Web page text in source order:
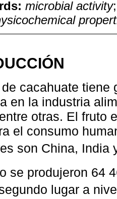
microbial activity
cacahuate tiene
en la industria
otras. El fruto
el consumo
son China, India
se produjeron 64
lugar a